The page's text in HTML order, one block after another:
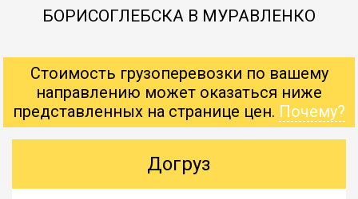
БОРИСОГЛЕБСКА В МУРАВЛЕНКО
Стоимость грузоперевозки по вашему
направлению может оказаться ниже
представленных на странице цен. Почему?
Догруз